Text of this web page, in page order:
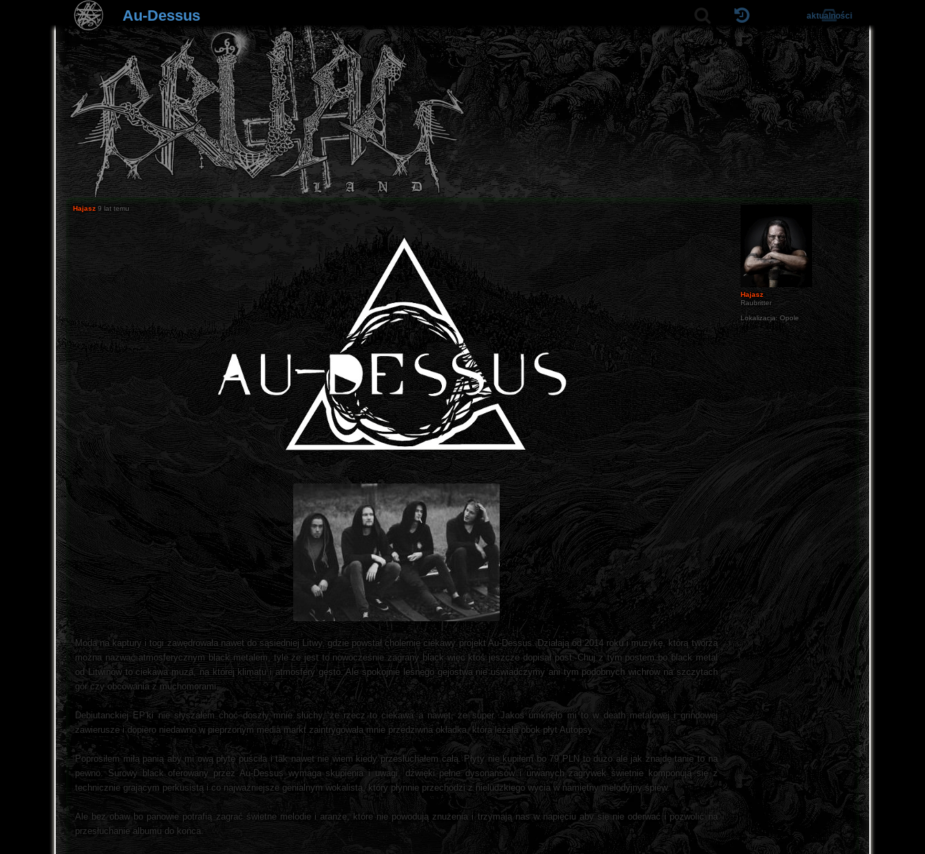
Au-Dessus aktualności
Hajasz
Raubritter
Lokalizacja: Opole
Hajasz 9 lat temu
Moda na kaptury i togi zawędrowała nawet do sąsiedniej Litwy, gdzie powstał cholernie ciekawy projekt Au-Dessus. Działają od 2014 roku i muzykę, którą tworzą
można nazwać atmosferycznym black metalem, tyle że jest to nowocześnie zagrany black więc ktoś jeszcze dopisał post. Chuj z tym postem bo black metal
od Litwinów to ciekawa muza, na której klimatu i atmosfery gęsto. Ale spokojnie leśnego gejostwa nie uświadczymy ani tym podobnych wichrów na szczytach
gór czy obcowania z muchomorami.
Debiutanckiej EP'ki nie słyszałem choć doszły mnie słuchy, że rzecz to ciekawa a nawet, że super. Jakoś umknęło mi to w death metalowej i grindowej
zawierusze i dopiero niedawno w pieprzonym media markt zaintrygowała mnie przedziwna okładka, która leżała obok płyt Autopsy.
Poprosiłem miłą panią aby mi ową płytę puściła i tak nawet nie wiem kiedy przesłuchałem całą. Płyty nie kupiłem bo 79 PLN to dużo ale jak znajdę tanie to na
pewno. Surowy black oferowany przez Au-Dessus wymaga skupienia i uwagi, dźwięki pełne dysonansów i urwanych zagrywek świetnie komponują się z
technicznie grającym perkusistą i co najważniejsze genialnym wokalistą, który płynnie przechodzi z nieludzkiego wycia w namiętny melodyjny śpiew.
Ale bez obaw bo panowie potrafią zagrać świetne melodie i aranże, które nie powodują znużenia i trzymają nas w napięciu aby się nie oderwać i pozwolić na
przesłuchanie albumu do końca.